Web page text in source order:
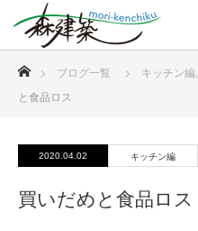
ブログ一覧 キッチン編,
と食品ロス
2020.04.02 キッチン編
買いだめと食品ロス